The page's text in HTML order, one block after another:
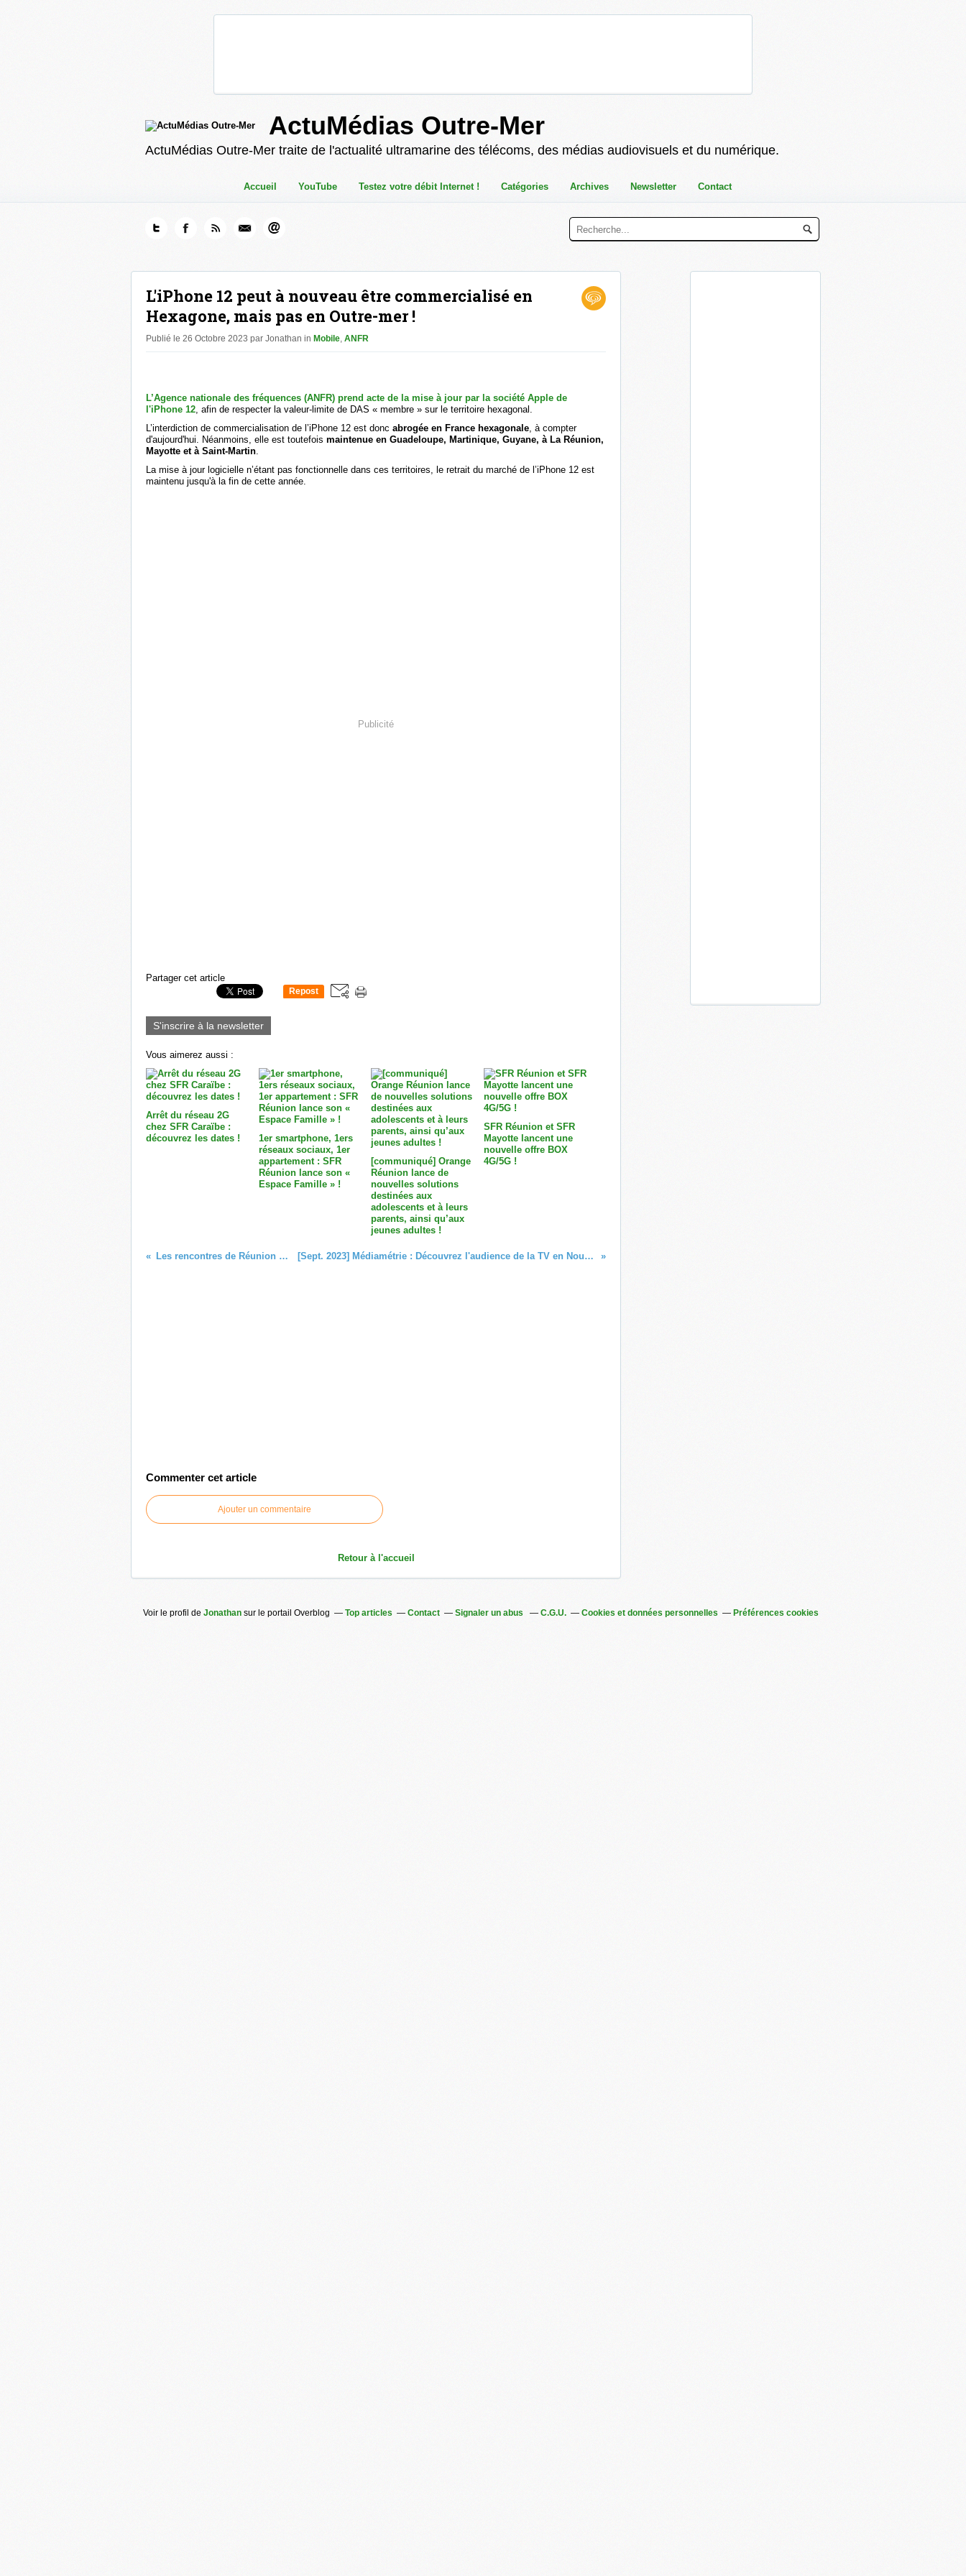
ActuMédias Outre-Mer
ActuMédias Outre-Mer traite de l'actualité ultramarine des télécoms, des médias audiovisuels et du numérique.
Accueil YouTube Testez votre débit Internet ! Catégories Archives Newsletter Contact
L'iPhone 12 peut à nouveau être commercialisé en
Hexagone, mais pas en Outre-mer !
Publié le 26 Octobre 2023 par Jonathan in Mobile, ANFR
L’Agence nationale des fréquences (ANFR) prend acte de la mise à jour par la société Apple de
l'iPhone 12, afin de respecter la valeur-limite de DAS « membre » sur le territoire hexagonal.
L’interdiction de commercialisation de l’iPhone 12 est donc abrogée en France hexagonale, à compter
d'aujourd'hui. Néanmoins, elle est toutefois maintenue en Guadeloupe, Martinique, Guyane, à La Réunion,
Mayotte et à Saint-Martin.
La mise à jour logicielle n’étant pas fonctionnelle dans ces territoires, le retrait du marché de l’iPhone 12 est
maintenu jusqu'à la fin de cette année.
Publicité
Partager cet article
Repost
S'inscrire à la newsletter
Vous aimerez aussi :
Arrêt du réseau 2G
chez SFR Caraïbe :
découvrez les dates !
1er smartphone, 1ers
réseaux sociaux, 1er
appartement : SFR
Réunion lance son «
Espace Famille » !
[communiqué] Orange
Réunion lance de
nouvelles solutions
destinées aux
adolescents et à leurs
parents, ainsi qu’aux
jeunes adultes !
SFR Réunion et SFR
Mayotte lancent une
nouvelle offre BOX
4G/5G !
Les rencontres de Réunion La 1ère ! [Sept. 2023] Médiamétrie : Découvrez l'audience de la TV en Nouvelle-Calédonie !
Commenter cet article
Ajouter un commentaire
Retour à l'accueil
Voir le profil de Jonathan sur le portail Overblog Top articles Contact Signaler un abus C.G.U. Cookies et données personnelles Préférences cookies